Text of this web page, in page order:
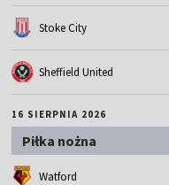
Stoke City
Sheffield United
16 SIERPNIA 2026
Piłka nożna
Watford